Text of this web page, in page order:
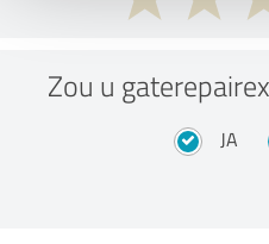
Zou u
JA